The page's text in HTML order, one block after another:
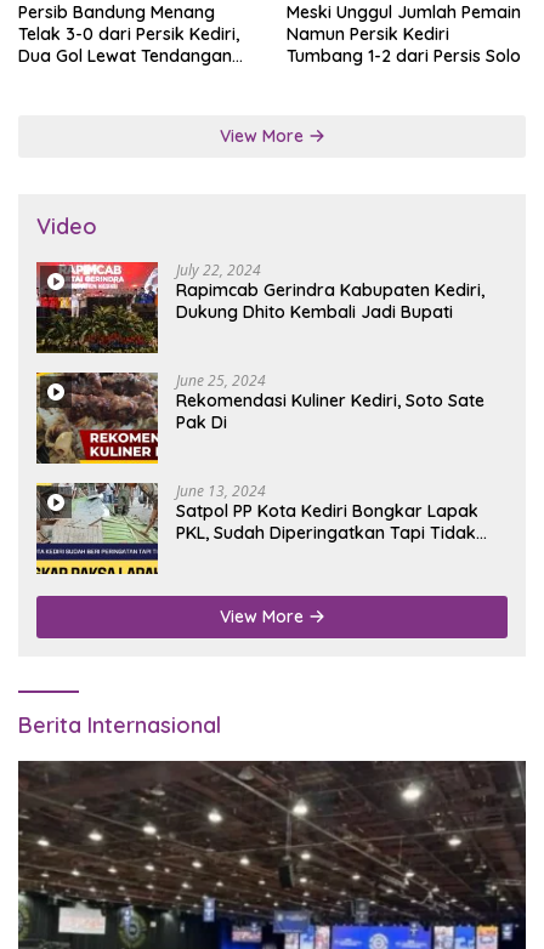
Persib Bandung Menang
Telak 3-0 dari Persik Kediri,
Dua Gol Lewat Tendangan
Meski Unggul Jumlah Pemain
Namun Persik Kediri
Tumbang 1-2 dari Persis Solo
View More
Video
July 22, 2024
Rapimcab Gerindra Kabupaten Kediri,
Dukung Dhito Kembali Jadi Bupati
June 25, 2024
Rekomendasi Kuliner Kediri, Soto Sate
Pak Di
June 13, 2024
Satpol PP Kota Kediri Bongkar Lapak
PKL, Sudah Diperingatkan Tapi Tidak
View More
Berita Internasional